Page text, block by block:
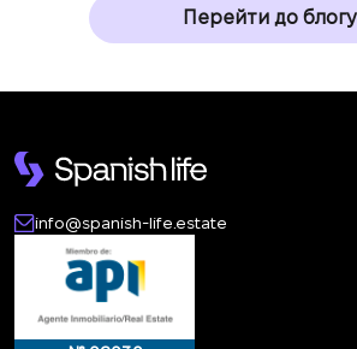
Перейти до блогу
info@spanish-life.estate